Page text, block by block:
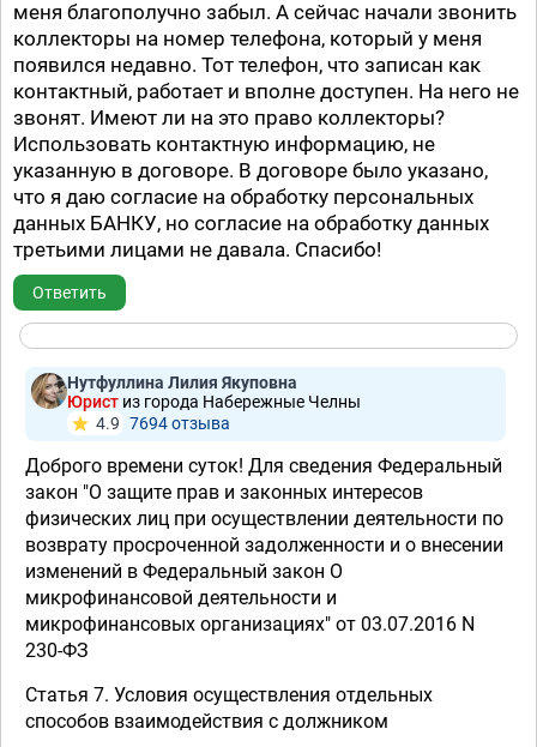
меня благополучно забыл. А сейчас начали звонить
коллекторы на номер телефона, который у меня
появился недавно. Тот телефон, что записан как
контактный, работает и вполне доступен. На него не
звонят. Имеют ли на это право коллекторы?
Использовать контактную информацию, не
указанную в договоре. В договоре было указано,
что я даю согласие на обработку персональных
данных БАНКУ, но согласие на обработку данных
третьими лицами не давала. Спасибо!
Ответить
Нутфуллина Лилия Якуповна
Юрист из города Набережные Челны
4.9 7694 отзывa
Доброго времени суток! Для сведения Федеральный
закон "О защите прав и законных интересов
физических лиц при осуществлении деятельности по
возврату просроченной задолженности и о внесении
изменений в Федеральный закон О
микрофинансовой деятельности и
микрофинансовых организациях" от 03.07.2016 N
230-ФЗ
Статья 7. Условия осуществления отдельных
способов взаимодействия с должником